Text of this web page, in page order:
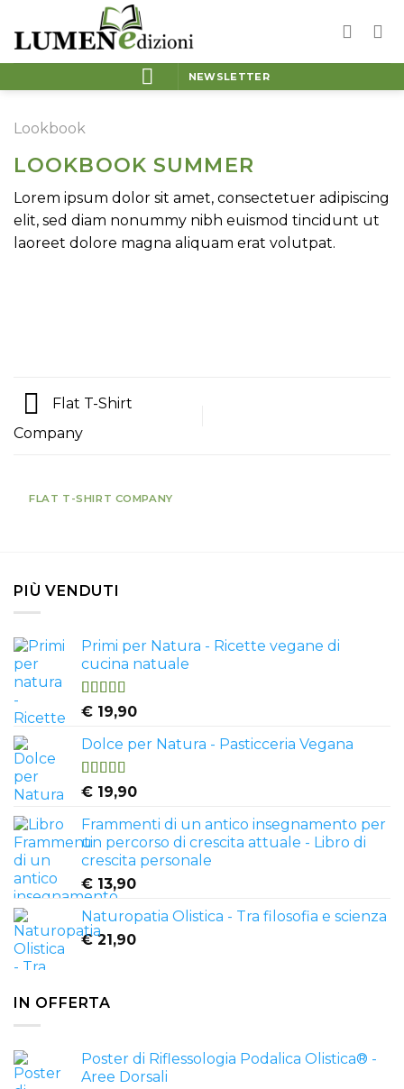
contenuti
NEWSLETTER
Lookbook
LOOKBOOK SUMMER
Lorem ipsum dolor sit amet, consectetuer adipiscing
elit, sed diam nonummy nibh euismod tincidunt ut
laoreet dolore magna aliquam erat volutpat.
Flat T-Shirt
Company
FLAT T-SHIRT COMPANY
PIÙ VENDUTI
Primi per Natura - Ricette vegane di
cucina natuale
Valutato
su 5
€ 19,90
Dolce per Natura - Pasticceria Vegana
Valutato
su 5
€ 19,90
Frammenti di un antico insegnamento per
un percorso di crescita attuale - Libro di
crescita personale
€ 13,90
Naturopatia Olistica - Tra filosofia e scienza
€21,90
IN OFFERTA
Poster di Riflessologia Podalica Olistica® -
Aree Dorsali